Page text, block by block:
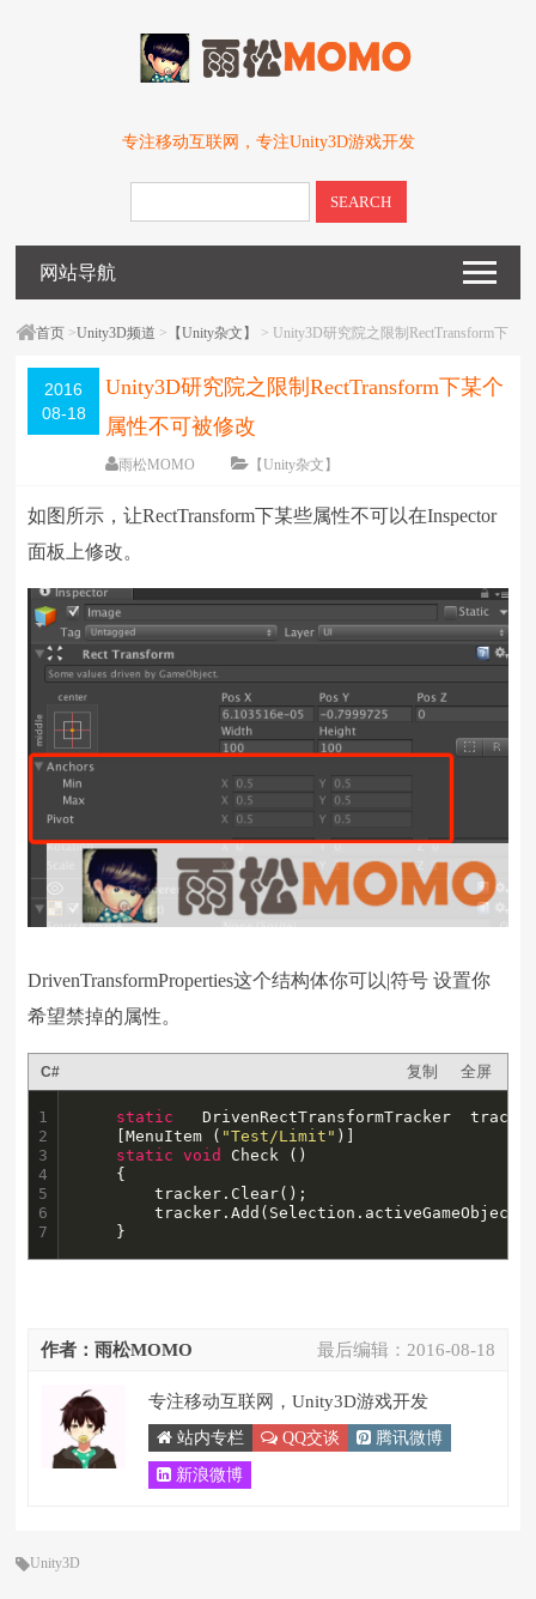
专注移动互联网，专注Unity3D游戏开发
SEARCH
网站导航
首页 >Unity3D频道 > 【Unity杂文】
> Unity3D研究院之限制RectTransform下
2016
08-18
Unity3D研究院之限制RectTransform下某个
属性不可被修改
雨松MOMO
【Unity杂文】
编辑日期：2016-08-18 字体： 中 小
如图所示，让RectTransform下某些属性不可以在Inspector
面板上修改。
DrivenTransformProperties这个结构体你可以|符号 设置你
希望禁掉的属性。
C# 复制 全屏
1
2
3
4
5
6
7
static
DrivenRectTransformTracker
    [MenuItem (
"Test/Limit" )]
static
void
Check ()
    {
        tracker.Clear();
    }
最后编辑： 2016-08-18
作者：雨松MOMO
专注移动互联网，Unity3D游戏开发
站内专栏 QQ交谈 腾讯微博
新浪微博
Unity3D